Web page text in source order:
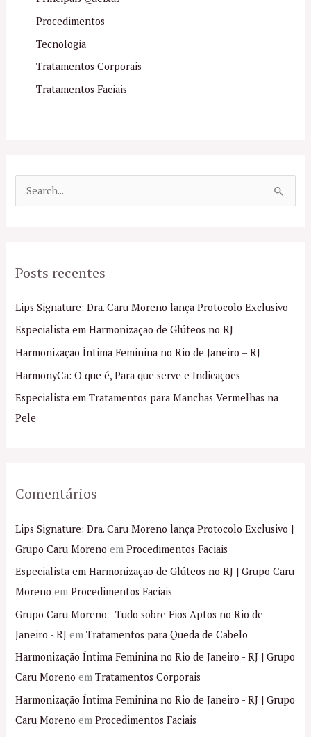
Procedimentos
Tecnologia
Tratamentos Corporais
Tratamentos Faciais
u
s
a
r
p
o
r
Posts recentes
Lips Signature: Dra. Caru Moreno lança Protocolo Exclusivo
Especialista em Harmonização de Glúteos no RJ
Harmonização Íntima Feminina no Rio de Janeiro – RJ
HarmonyCa: O que é, Para que serve e Indicações
Especialista em Tratamentos para Manchas Vermelhas na
Pele
Comentários
Lips Signature: Dra. Caru Moreno lança Protocolo Exclusivo |
Grupo Caru Moreno emProcedimentos Faciais
Especialista em Harmonização de Glúteos no RJ | Grupo Caru
Moreno emProcedimentos Faciais
Grupo Caru Moreno - Tudo sobre Fios Aptos no Rio de
Janeiro - RJ emTratamentos para Queda de Cabelo
Harmonização Íntima Feminina no Rio de Janeiro - RJ | Grupo
Caru Moreno emTratamentos Corporais
Harmonização Íntima Feminina no Rio de Janeiro - RJ | Grupo
Caru Moreno emProcedimentos Faciais